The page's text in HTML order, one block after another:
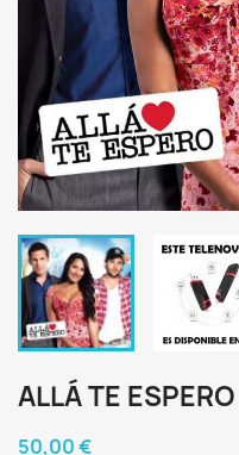
ALLÁ TE ESPERO
50,00 €